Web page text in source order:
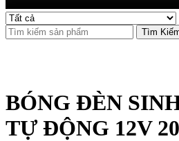
Tìm
BÓNG ĐÈN
TỰ ĐỘNG 12V